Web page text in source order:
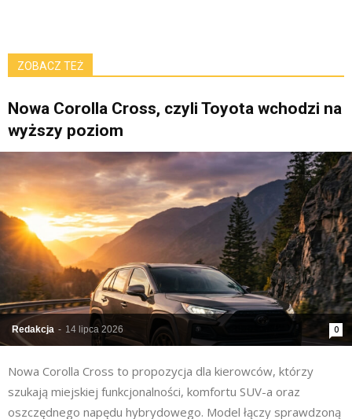
ZOBACZ TEŻ
Nowa Corolla Cross, czyli Toyota wchodzi na
wyższy poziom
Redakcja - 14 lipca 2026 0
Nowa Corolla Cross to propozycja dla kierowców, którzy
szukają miejskiej funkcjonalności, komfortu SUV-a oraz
oszczędnego napędu hybrydowego. Model łączy sprawdzoną